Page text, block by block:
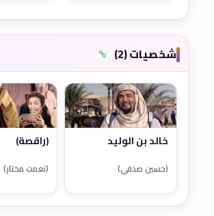
شخصيات (2)
خالد بن الوليد
(حسين صدقي)
(راقصة)
(نعمت مختار)